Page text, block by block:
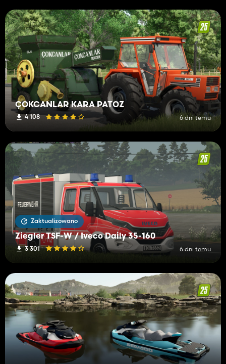
ÇOKCANLAR KARA PATOZ
4 108 6 dni temu
Zaktualizowano
Ziegler TSF-W / Iveco Daily 35-160
3 301 6 dni temu